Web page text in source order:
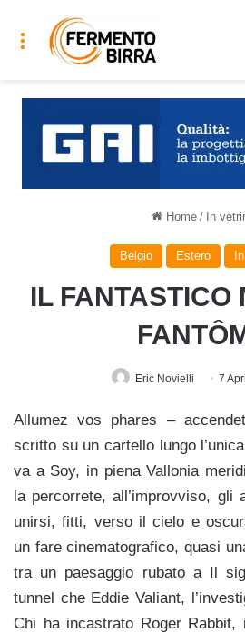
Menu
Home / In
Belgio Estero
IL FANTASTICO
Eric Novielli 7
Allumez vos phares –
scritto su un cartello lungo
va a Soy, in piena Vallonia
la percorrete, all’improvviso, gli
unirsi, fitti, verso il cielo e
un fare cinematografico, quasi
tra un paesaggio rubato a Il
tunnel che Eddie Valiant,
Chi ha incastrato Roger Rabbit,